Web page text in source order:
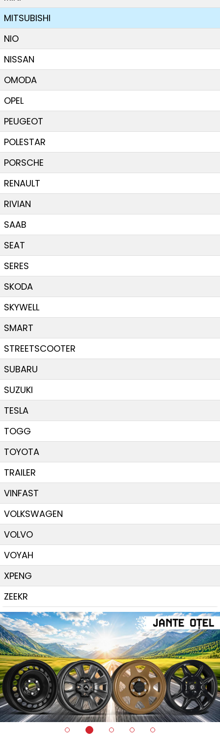
MITSUBISHI
NIO
NISSAN
OMODA
OPEL
PEUGEOT
POLESTAR
PORSCHE
RENAULT
RIVIAN
SAAB
SEAT
SERES
SKODA
SKYWELL
SMART
STREETSCOOTER
SUBARU
SUZUKI
TESLA
TOGG
TOYOTA
TRAILER
VINFAST
VOLKSWAGEN
VOLVO
VOYAH
XPENG
ZEEKR